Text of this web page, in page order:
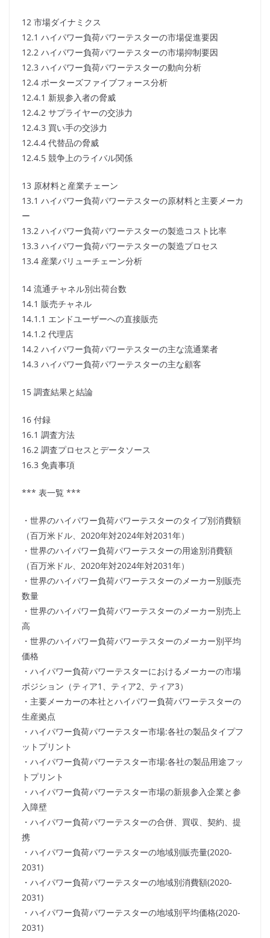
12 市場ダイナミクス
12.1 ハイパワー負荷パワーテスターの市場促進要因
12.2 ハイパワー負荷パワーテスターの市場抑制要因
12.3 ハイパワー負荷パワーテスターの動向分析
12.4 ポーターズファイブフォース分析
12.4.1 新規参入者の脅威
12.4.2 サプライヤーの交渉力
12.4.3 買い手の交渉力
12.4.4 代替品の脅威
12.4.5 競争上のライバル関係
13 原材料と産業チェーン
13.1 ハイパワー負荷パワーテスターの原材料と主要メーカ
ー
13.2 ハイパワー負荷パワーテスターの製造コスト比率
13.3 ハイパワー負荷パワーテスターの製造プロセス
13.4 産業バリューチェーン分析
14 流通チャネル別出荷台数
14.1 販売チャネル
14.1.1 エンドユーザーへの直接販売
14.1.2 代理店
14.2 ハイパワー負荷パワーテスターの主な流通業者
14.3 ハイパワー負荷パワーテスターの主な顧客
15 調査結果と結論
16 付録
16.1 調査方法
16.2 調査プロセスとデータソース
16.3 免責事項
*** 表一覧 ***
・世界のハイパワー負荷パワーテスターのタイプ別消費額
（百万米ドル、2020年対2024年対2031年）
・世界のハイパワー負荷パワーテスターの用途別消費額
（百万米ドル、2020年対2024年対2031年）
・世界のハイパワー負荷パワーテスターのメーカー別販売
数量
・世界のハイパワー負荷パワーテスターのメーカー別売上
高
・世界のハイパワー負荷パワーテスターのメーカー別平均
価格
・ハイパワー負荷パワーテスターにおけるメーカーの市場
ポジション（ティア1、ティア2、ティア3）
・主要メーカーの本社とハイパワー負荷パワーテスターの
生産拠点
・ハイパワー負荷パワーテスター市場:各社の製品タイプフ
ットプリント
・ハイパワー負荷パワーテスター市場:各社の製品用途フッ
トプリント
・ハイパワー負荷パワーテスター市場の新規参入企業と参
入障壁
・ハイパワー負荷パワーテスターの合併、買収、契約、提
携
・ハイパワー負荷パワーテスターの地域別販売量(2020-
2031)
・ハイパワー負荷パワーテスターの地域別消費額(2020-
2031)
・ハイパワー負荷パワーテスターの地域別平均価格(2020-
2031)